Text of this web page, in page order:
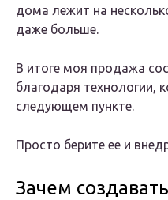
дома лежит на
даже больше.
В итоге моя продажа
благодаря технологии,
следующем пункте.
Просто берите ее и
Зачем